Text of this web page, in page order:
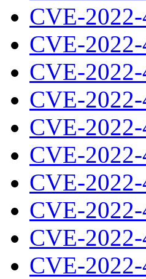
CVE-
CVE-
CVE-2022-
CVE-
CVE-
CVE-
CVE-
CVE-
CVE-
CVE-